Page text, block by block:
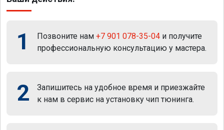
1 Позвоните нам +7 901 078-35-04 и получите
профессиональную консультацию у мастера.
2
Запишитесь на удобное время и приезжайте
к нам в сервис на установку чип тюнинга.